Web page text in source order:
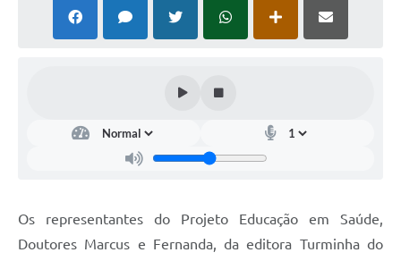
Fale conosco
Os representantes do Projeto Educação em Saúde,
Doutores Marcus e Fernanda, da editora Turminha do